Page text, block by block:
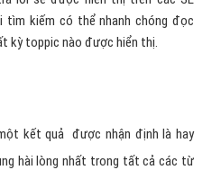
tìm kiếm có thể nhanh chóng đọc
kỳ toppic nào được hiển thị.
kết quả được nhận định là hay
hài lòng nhất trong tất cả các từ